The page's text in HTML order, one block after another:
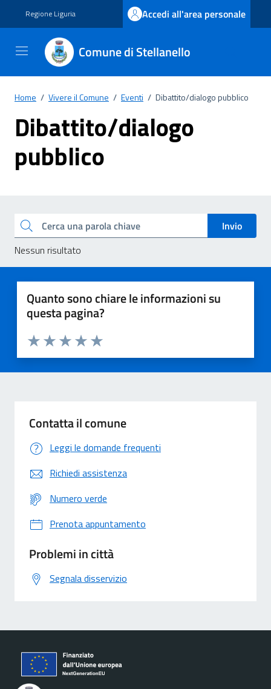
Regione Liguria Accedi all'area personale
Comune di Stellanello
Home / Vivere il Comune / Eventi / Dibattito/dialogo pubblico
Dibattito/dialogo
pubblico
Esplora tutti i documenti
Cerca una parola chiave
Invio
Nessun risultato
Quanto sono chiare le informazioni su
questa pagina?
Valuta 5 stelle su 5
Valuta 4 stelle su 5
Valuta 3 stelle su 5
Valuta 2 stelle su 5
Valuta 1 stelle su 5
Contatta il comune
Leggi le domande frequenti
Richiedi assistenza
Numero verde
Prenota appuntamento
Problemi in città
Segnala disservizio